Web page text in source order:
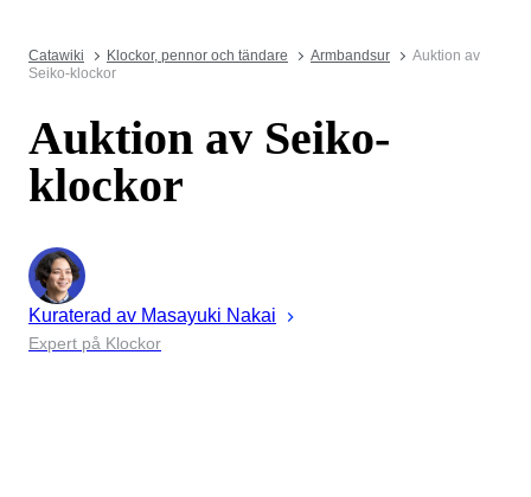
Catawiki Klockor, pennor och tändare Armbandsur
Auktion av
Seiko-klockor
Auktion av Seiko-
klockor
Kuraterad av Masayuki Nakai
Expert på Klockor